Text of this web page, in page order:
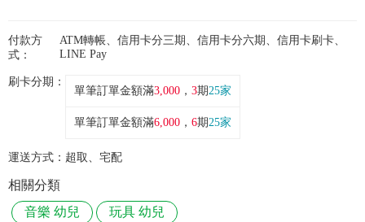
付款方
式：
ATM轉帳、信用卡分三期、信用卡分六期、信用卡刷卡、
LINE Pay
刷卡分期：
單筆訂單金額滿3,000 ， 3期25家
單筆訂單金額滿6,000 ， 6期25家
運送方式： 超取、宅配
相關分類
音樂 幼兒
玩具 幼兒